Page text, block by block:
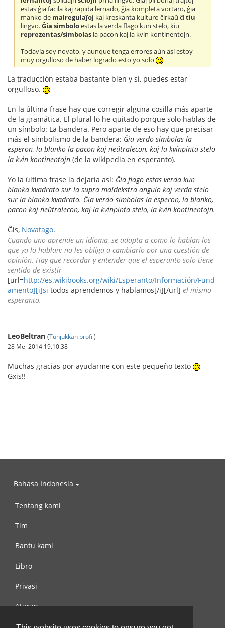
estas ĝia facila kaj rapida lernado, ĝia kompleta vortaro, ĝia
manko de malregulaĵoj kaj kreskanta kulturo ĉirkaŭ ĉitiu
lingvo.Ĝia simboloestas la verda flago kun stelo, kiu
reprezentas/simbolaslapacon kaj la kvin kontinentojn.
Todavía soy novato, y aunque tenga errores aún así estoy
muy orgulloso de haber logrado esto yo solo
La traducción estaba bastante bien y sí, puedes estar
orgulloso.
En la última frase hay que corregir alguna cosilla más aparte
de la gramática. El plural lo he quitado porque solo hablas de
un símbolo: La bandera. Pero aparte de eso hay que precisar
más el simbolismo de la bandera: Ĝia verdo simbolas la
esperon, la blanko la pacon kaj neŭtralecon, kaj la kvinpinta stelo
la kvin kontinentojn (de la wikipedia en esperanto).
Yo la última frase la dejaría así: Ĝia flago estas verda kun
blanka kvadrato sur la supra maldekstra angulo kaj verda stelo
sur la blanka kvadrato. Ĝia verdo simbolas la esperon, la blanko,
pacon kaj neŭtralecon, kaj la kvinpinta stelo, la kvin kontinentojn.
Ĝis, Novatago.
Cuando uno aprende un idioma, se adapta a como lo hablan los
que ya lo hablan; no les obliga a cambiarlo por una cuestión de
opinión. Hay que recordar y entender que el esperanto solo tiene
sentido de existir
[url=http://es.wikibooks.org/wiki/Esperanto/Información/Fund
amento][i]si todos aprendemos y hablamos[/i][/url] el mismo
esperanto.
LeoBeltran (Tunjukkan profil)
28 Mei 2014 19.10.38
Muchas gracias por ayudarme con este pequeño texto
Gxis!!
Bahasa Indonesia
Tentang kami
Tim
Bantu kami
Libro
Privasi
Aturan